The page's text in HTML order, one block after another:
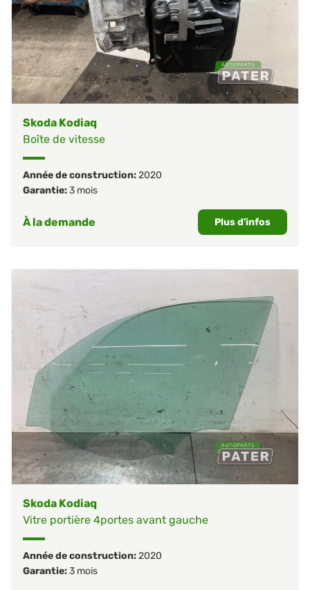
Skoda Kodiaq
Boîte de vitesse
Année de construction:2020
Garantie:3 mois
À la demande Plus d'infos
Skoda Kodiaq
Vitre portière 4portes avant gauche
Année de construction:2020
Garantie:3 mois